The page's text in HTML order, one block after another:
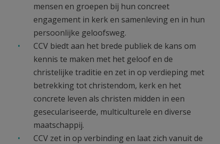
mensen en groepen bij hun concreet
engagement in kerk en samenleving en in hun
persoonlijke geloofsweg.
CCV biedt aan het brede publiek de kans om
kennis te maken met het geloof en de
christelijke traditie en zet in op verdieping met
betrekking tot christendom, kerk en het
concrete leven als christen midden in een
geseculariseerde, multiculturele en diverse
maatschappij.
CCV zet in op verbinding en laat zich vanuit de